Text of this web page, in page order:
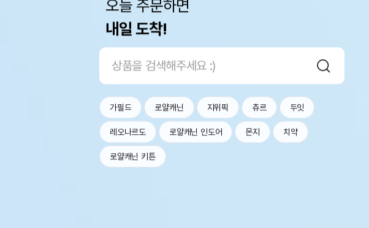
오늘 주문하면
내일 도착!
가필드 로얄캐닌 지위픽 츄르 두잇
레오나르도 로얄캐닌 인도어 몬지 치약
로얄캐닌 키튼